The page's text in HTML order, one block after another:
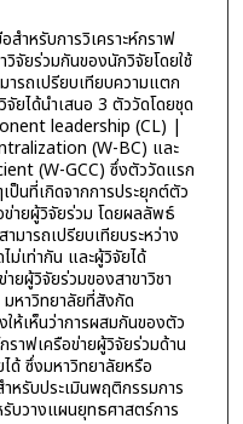
ำหรับการวิเคราะห์กราฟ
จัยร่วมกันของนักวิจัยโดยใช้
ารถเปรียบเทียบความแตก
ยได้นำเสนอ 3 ตัววัดโดยชุด
leadership (CL) |
(W-BC) และ
(W-GCC) ซึ่งตัววัดแรก
ป็นที่เกิดจากการประยุกต์ตัว
ายผู้วิจัยร่วม โดยผลลัพธ์
มารถเปรียบเทียบระหว่าง
ม่เท่ากัน และผู้วิจัยได้
ายผู้วิจัยร่วมของสาขาวิชา
หาวิทยาลัยที่สังกัด
ห้เห็นว่าการผสมกันของตัว
ราฟเครือข่ายผู้วิจัยร่วมด้าน
ด้ ซึ่งมหาวิทยาลัยหรือ
หรับประเมินพฤติกรรมการ
รับวางแผนยุทธศาสตร์การ